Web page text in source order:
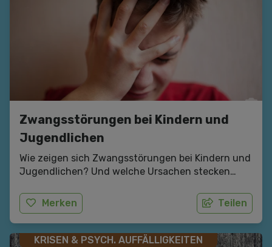
Zwangsstörungen bei Kindern und
Jugendlichen
Wie zeigen sich Zwangsstörungen bei Kindern und
Jugendlichen? Und welche Ursachen stecken
sie vermuten, dass ihr Kind an Zwangsstörungen
leidet.
Merken Teilen
KRISEN & PSYCH. AUFFÄLLIGKEITEN